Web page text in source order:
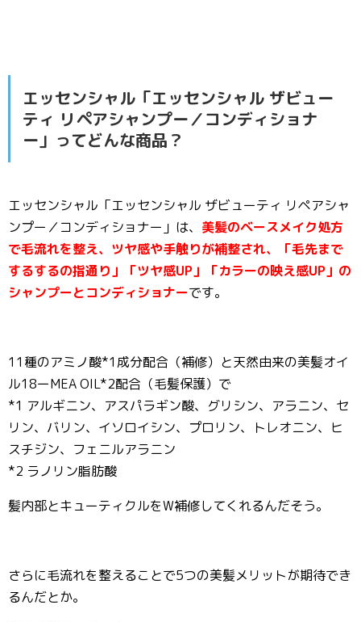
エッセンシャル「エッセンシャル ザビュー
ティ リペアシャンプー／コンディショナ
ー」ってどんな商品？
エッセンシャル「エッセンシャル ザビューティ リペアシャ
ンプー／コンディショナー」は、 美髪のベースメイク処方
で毛流れを整え、ツヤ感や手触りが補整され、「毛先まで
するするの指通り」「ツヤ感UP」「カラーの映え感UP」の
シャンプーとコンディショナーです。
11種のアミノ酸*1成分配合（補修）と天然由来の美髪オイ
ル18ーMEA OIL*2配合（毛髪保護）で
*1 アルギニン、アスパラギン酸、グリシン、アラニン、セ
リン、バリン、イソロイシン、プロリン、トレオニン、ヒ
スチジン、フェニルアラニン
*2 ラノリン脂肪酸
髪内部とキューティクルをW補修してくれるんだそう。
さらに毛流れを整えることで5つの美髪メリットが期待でき
るんだとか。